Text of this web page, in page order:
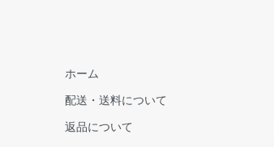
ホーム
配送・送料について
返品について